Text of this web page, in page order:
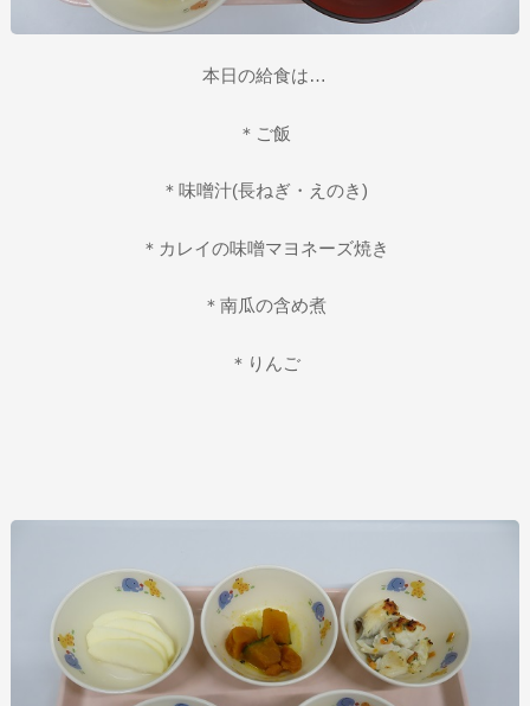
本日の給食は…
＊ご飯
＊味噌汁(長ねぎ・えのき)
＊カレイの味噌マヨネーズ焼き
＊南瓜の含め煮
＊りんご